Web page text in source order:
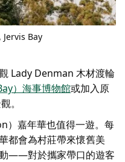
, Jervis Bay
Lady Denman 木材渡輪
）海事博物館或加入原
。
）嘉年華也值得一遊。每
都會為村莊帶來懷舊美
——對於攜家帶口的遊客